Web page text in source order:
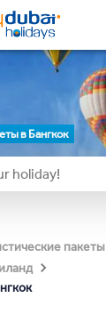
в Бангкок
пакеты